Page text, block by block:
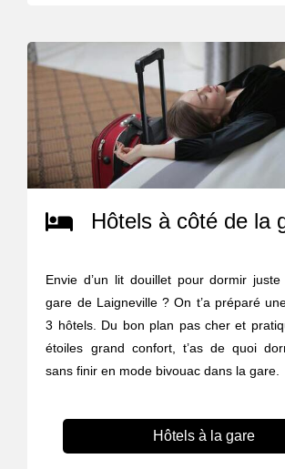
Hôtels à côté de la
Envie d’un lit douillet pour dormir
gare de Laigneville ? On t’a préparé
3 hôtels. Du bon plan pas cher et
étoiles grand confort, t’as de quoi
sans finir en mode bivouac dans la gare.
Hôtels à la gare